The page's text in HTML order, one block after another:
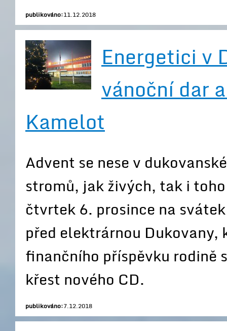
publikováno:11.12.2018
Energetici v
vánoční dar
Kamelot
Advent se nese v
stromů, jak živých, tak i
čtvrtek 6. prosince na
před elektrárnou Dukovany,
finančního příspěvku rodině
křest nového CD.
publikováno:7.12.2018